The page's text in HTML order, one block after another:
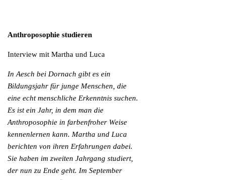
Anthroposophie studieren
Interview mit Martha und Luca
In Aesch bei Dornach gibt es ein
Bildungsjahr für junge Menschen, die
eine echt menschliche Erkenntnis suchen.
Es ist ein Jahr, in dem man die
Anthroposophie in farbenfroher Weise
kennenlernen kann. Martha und Luca
berichten von ihren Erfahrungen dabei.
Sie haben im zweiten Jahrgang studiert,
der nun zu Ende geht. Im September